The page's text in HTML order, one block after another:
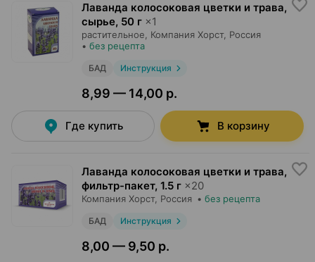
Лаванда колосоковая цветки и трава,
сырье, 50 г ×1
растительное, Компания Хорст, Россия
• без рецепта
БАД Инструкция
8,99 — 14,00 р.
Где купить В корзину
Лаванда колосоковая цветки и трава,
фильтр-пакет, 1.5 г ×20
Компания Хорст, Россия • без рецепта
БАД Инструкция
8,00 — 9,50 р.